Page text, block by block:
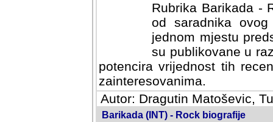
Rubrika Barikada -
od saradnika
jednom mjestu
su publikovane u
potencira vrijednost tih
zainteresovanima.
Autor: Dragutin Matoševic,
Barikada (INT) - Rock biografije